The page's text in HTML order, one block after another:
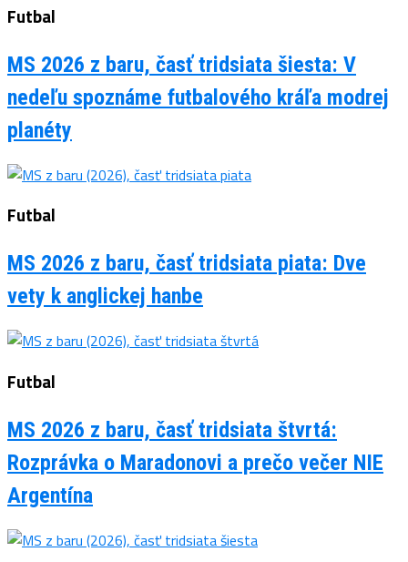
Futbal
MS 2026 z baru, časť tridsiata šiesta: V
nedeľu spoznáme futbalového kráľa modrej
planéty
Futbal
MS 2026 z baru, časť tridsiata piata: Dve
vety k anglickej hanbe
Futbal
MS 2026 z baru, časť tridsiata štvrtá:
Rozprávka o Maradonovi a prečo večer NIE
Argentína